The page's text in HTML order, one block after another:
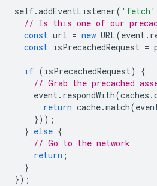
self.addEventListener( 'fetch'
// Is this one of our
const url = new URL(event.
const isPrecachedRequest =
if (isPrecachedRequest)
{
// Grab the precached
event. respondWith(caches .
return cache.match(
}));
} else {
// Go to the network
return ;
}
});